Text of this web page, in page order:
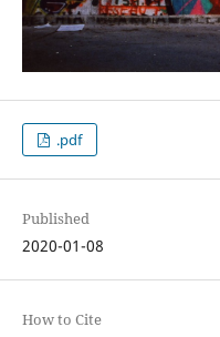
.pdf
Published
2020-01-08
How to Cite